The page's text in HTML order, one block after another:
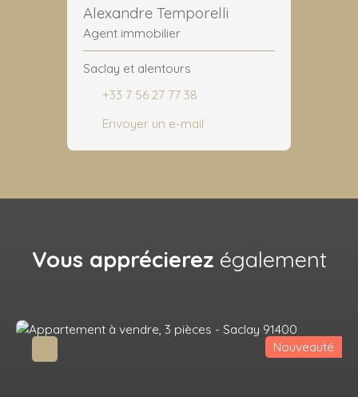
Alexandre Temporelli
Agent immobilier
Saclay et alentours
+33 7 56 27 77 38
Envoyer un e-mail
Vous apprécierez également
Nouveauté